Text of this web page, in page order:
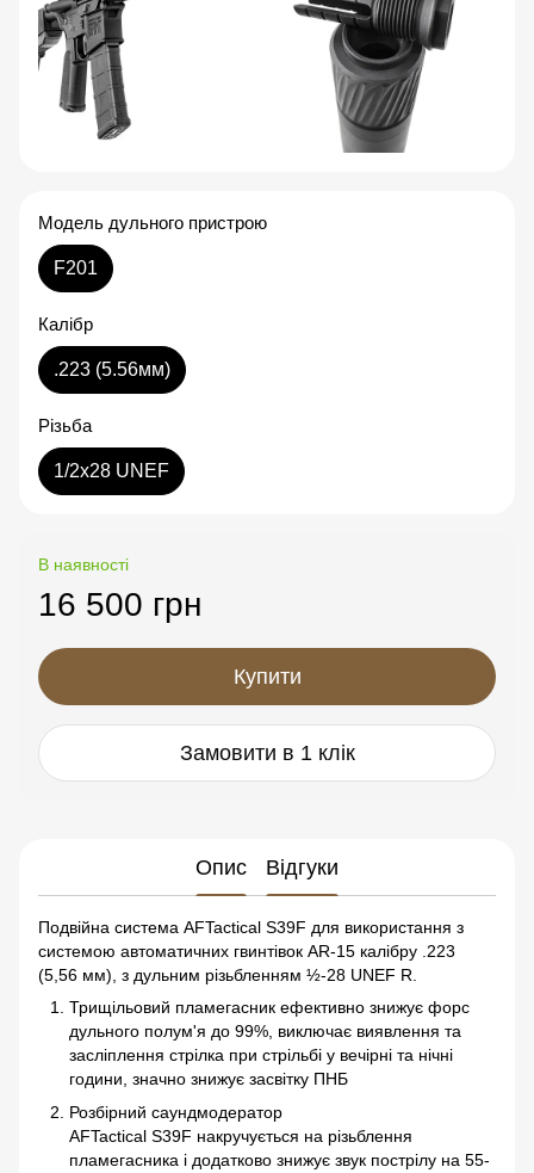
Модель дульного пристрою
F201
Калібр
.223 (5.56мм)
Різьба
1/2x28 UNEF
В наявності
16 500 грн
Купити
Замовити в 1 клік
Опис Відгуки
Подвійна система AFTactical S39F для використання з
системою автоматичних гвинтівок AR-15 калібру .223
(5,56 мм), з дульним різьбленням ½-28 UNEF R.
Трищільовий пламегасник ефективно знижує форс
дульного полум'я до 99%, виключає виявлення та
засліплення стрілка при стрільбі у вечірні та нічні
години, значно знижує засвітку ПНБ
Розбірний саундмодератор
AFTactical S39F накручується на різьблення
пламегасника і додатково знижує звук пострілу на 55-